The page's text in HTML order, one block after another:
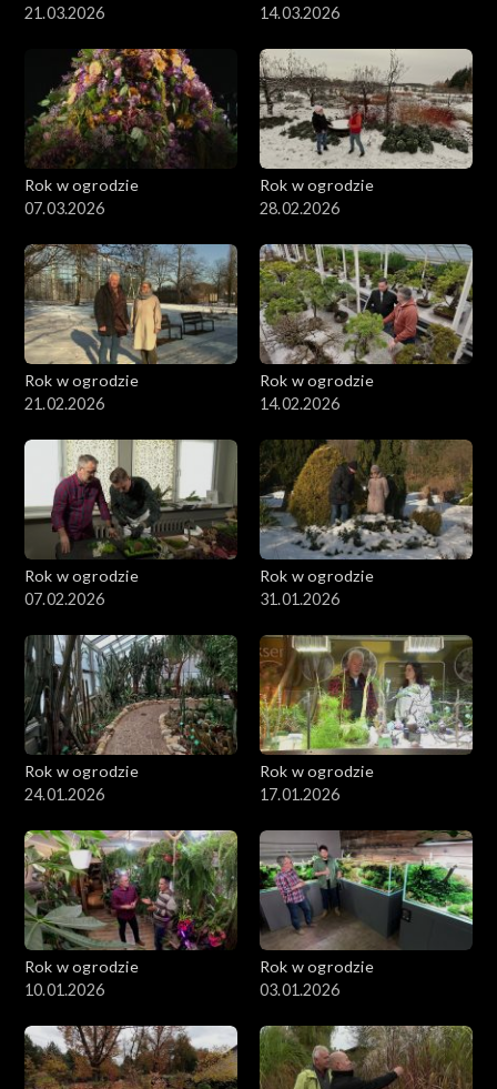
21.03.2026
14.03.2026
Rok w ogrodzie
07.03.2026
Rok w ogrodzie
28.02.2026
Rok w ogrodzie
21.02.2026
Rok w ogrodzie
14.02.2026
Rok w ogrodzie
07.02.2026
Rok w ogrodzie
31.01.2026
Rok w ogrodzie
24.01.2026
Rok w ogrodzie
17.01.2026
Rok w ogrodzie
10.01.2026
Rok w ogrodzie
03.01.2026